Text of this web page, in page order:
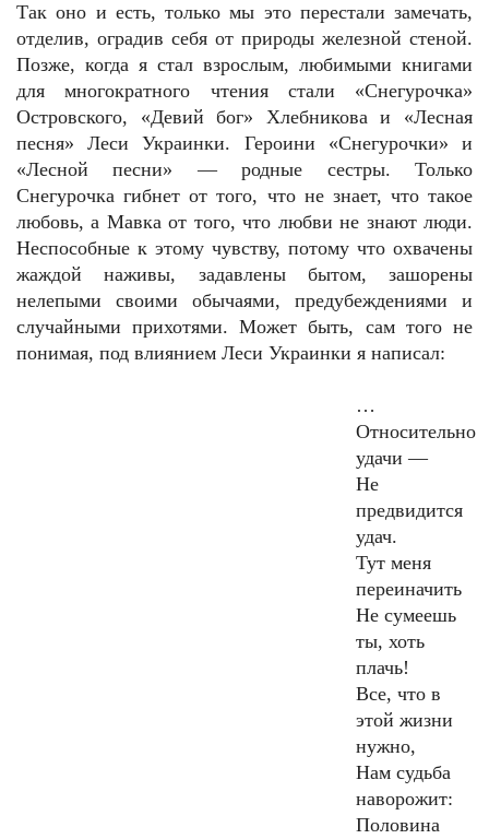
Так оно и есть, только мы это перестали замечать,
отделив, оградив себя от природы железной стеной.
Позже, когда я стал взрослым, любимыми книгами
для многократного чтения стали «Снегурочка»
Островского, «Девий бог» Хлебникова и «Лесная
песня» Леси Украинки. Героини «Снегурочки» и
«Лесной песни» — родные сестры. Только
Снегурочка гибнет от того, что не знает, что такое
любовь, а Мавка от того, что любви не знают люди.
Неспособные к этому чувству, потому что охвачены
жаждой наживы, задавлены бытом, зашорены
нелепыми своими обычаями, предубеждениями и
случайными прихотями. Может быть, сам того не
понимая, под влиянием Леси Украинки я написал:
…
Относительно
удачи —
Не
предвидится
удач.
Тут меня
переиначить
Не сумеешь
ты, хоть
плачь!
Все, что в
этой жизни
нужно,
Нам судьба
наворожит:
Половина